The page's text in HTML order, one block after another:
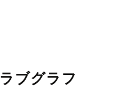
ラブグラフ